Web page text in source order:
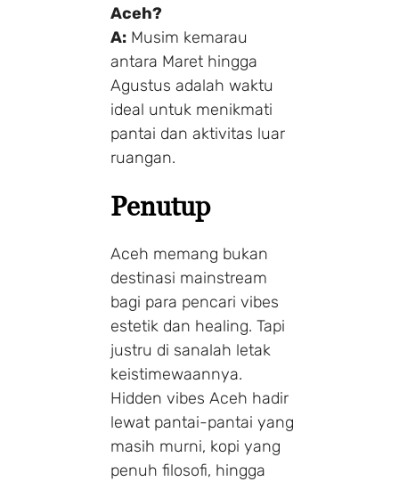
Aceh?
A: Musim kemarau
antara Maret hingga
Agustus adalah waktu
ideal untuk menikmati
pantai dan aktivitas luar
ruangan.
Penutup
Aceh memang bukan
destinasi mainstream
bagi para pencari vibes
estetik dan healing. Tapi
justru di sanalah letak
keistimewaannya.
Hidden vibes Aceh hadir
lewat pantai-pantai yang
masih murni, kopi yang
penuh filosofi, hingga